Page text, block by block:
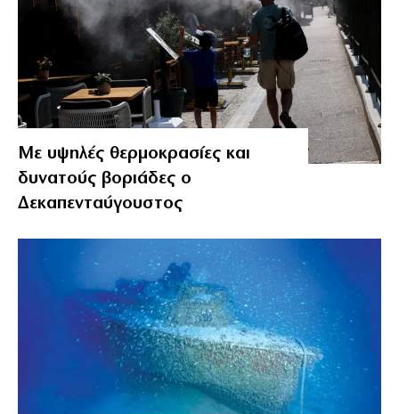
Με υψηλές θερμοκρασίες και
δυνατούς βοριάδες ο
Δεκαπενταύγουστος